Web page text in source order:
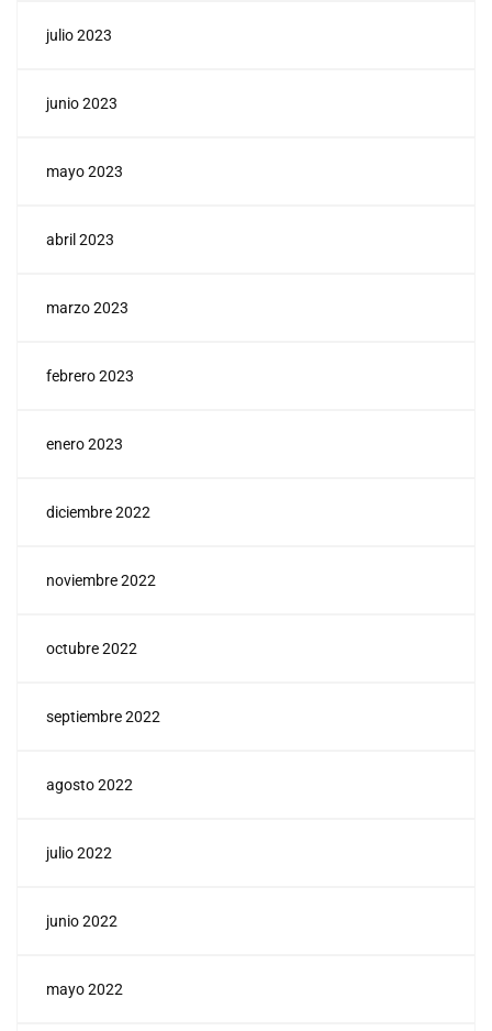
julio 2023
junio 2023
mayo 2023
abril 2023
marzo 2023
febrero 2023
enero 2023
diciembre 2022
noviembre 2022
octubre 2022
septiembre 2022
agosto 2022
julio 2022
junio 2022
mayo 2022